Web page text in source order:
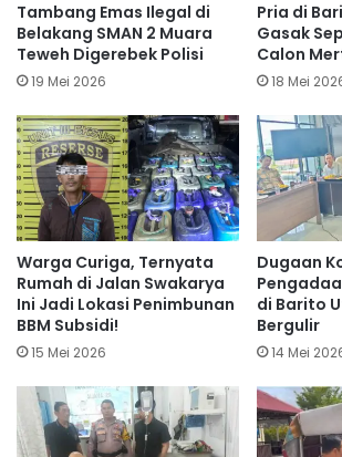
Tambang Emas Ilegal di
Belakang SMAN 2 Muara
Teweh Digerebek Polisi
19 Mei 2026
Pria di
Gasak
Calon
18 Mei
Warga Curiga, Ternyata
Rumah di Jalan Swakarya
Ini Jadi Lokasi Penimbunan
BBM Subsidi!
15 Mei 2026
Dugaan
di Barito
Bergulir
14 Mei